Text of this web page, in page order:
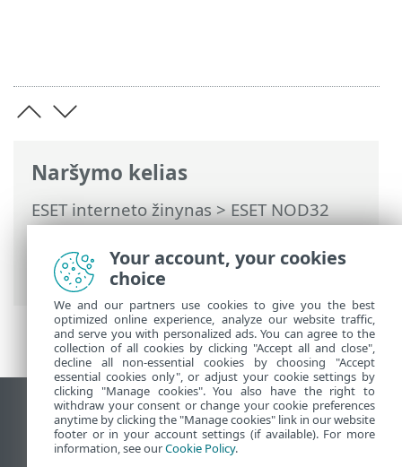
Naršymo kelias
ESET interneto žinynas>ESET NOD32
Antivirus>Išplėstinis nustatymas>
Apsaugos priemonės>ThreatSense>
Valymo lygiai
Rodyti darbalaukio tinklavietę
End of Life
ESET žinių bazė
Your account, your cookies
choice
We and our partners use cookies to give you the best
optimized online experience, analyze our website traffic,
and serve you with personalized ads. You can agree to the
collection of all cookies by clicking "Accept all and close",
decline all non-essential cookies by choosing "Accept
essential cookies only", or adjust your cookie settings by
clicking "Manage cookies". You also have the right to
withdraw your consent or change your cookie preferences
anytime by clicking the "Manage cookies" link in our website
footer or in your account settings (if available). For more
information, see ourCookie Policy.